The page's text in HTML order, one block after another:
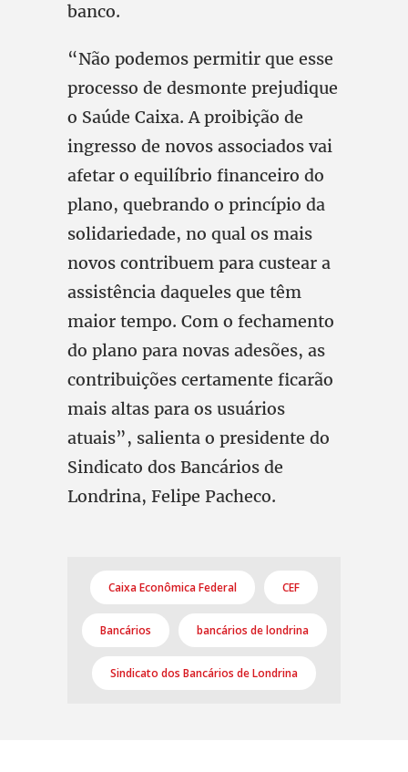
banco.
“Não podemos permitir que esse
processo de desmonte prejudique
o Saúde Caixa. A proibição de
ingresso de novos associados vai
afetar o equilíbrio financeiro do
plano, quebrando o princípio da
solidariedade, no qual os mais
novos contribuem para custear a
assistência daqueles que têm
maior tempo. Com o fechamento
do plano para novas adesões, as
contribuições certamente ficarão
mais altas para os usuários
atuais”, salienta o presidente do
Sindicato dos Bancários de
Londrina, Felipe Pacheco.
Caixa Econômica Federal CEF
Bancários bancários de londrina
Sindicato dos Bancários de Londrina